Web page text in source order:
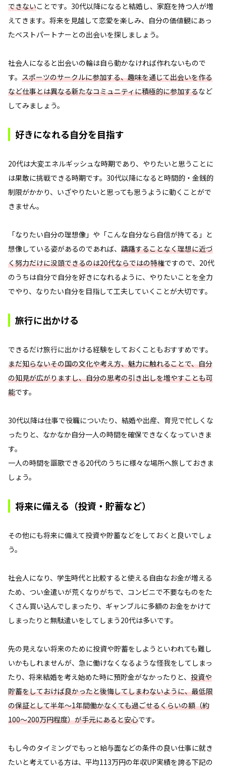
できないことです。30代以降になると結婚し、家庭を持つ人が増
えてきます。将来を見越して恋愛を楽しみ、自分の価値観にあっ
たベストパートナーとの出会いを探しましょう。
社会人になると出会いの輪は自ら動かなければ作れないもので
す。 スポーツのサークルに参加する、趣味を通じて出会いを作る
など仕事とは異なる新たなコミュニティに積極的に参加するなど
してみましょう。
好きになれる自分を目指す
20代は大変エネルギッシュな時期であり、やりたいと思うことに
は果敢に挑戦できる時期です。30代以降になると時間的・金銭的
制限がかかり、いざやりたいと思っても思うように動くことがで
きません。
「なりたい自分の理想像」や「こんな自分なら自信が持てる」と
想像している姿があるのであれば、 躊躇することなく理想に近づ
く努力だけに没頭できるのは20代ならではの特権ですので、20代
のうちは自分で自分を好きになれるように、やりたいことを全力
でやり、なりたい自分を目指して工夫していくことが大切です。
旅行に出かける
できるだけ旅行に出かける経験をしておくこともおすすめです。
まだ知らないその国の文化や考え方、魅力に触れることで、自分
の知見が広がりますし、自分の思考の引き出しを増やすことも可
能です。
30代以降は仕事で役職についたり、結婚や出産、育児で忙しくな
ったりと、なかなか自分一人の時間を確保できなくなっていきま
す。
一人の時間を謳歌できる20代のうちに様々な場所へ旅しておきま
しょう。
将来に備える（投資・貯蓄など）
その他にも将来に備えて投資や貯蓄などをしておくと良いでしょ
う。
社会人になり、学生時代と比較すると使える自由なお金が増える
ため、つい金遣いが荒くなりがちで、コンビニで不要なものをた
くさん買い込んでしまったり、ギャンブルに多額のお金をかけて
しまったりと無駄遣いをしてしまう20代は多いです。
先の見えない将来のために投資や貯蓄をしようといわれても難し
いかもしれませんが、急に働けなくなるような怪我をしてしまっ
たり、将来結婚を考え始めた時に預貯金がなかったりと、 投資や
貯蓄をしておけば良かったと後悔してしまわないように、最低限
の保証として半年～1年間働かなくても過ごせるくらいの額（約
100～200万円程度）が手元にあると安心です。
もし今のタイミングでもっと給与面などの条件の良い仕事に就き
たいと考えている方は、平均113万円の年収UP実績を誇る下記の